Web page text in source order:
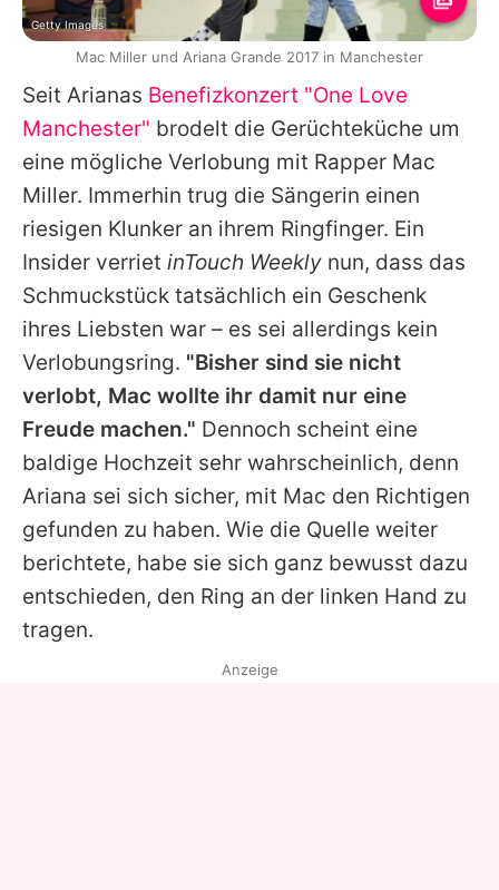
Seit Arianas Benefizkonzert "One Love
Manchester" brodelt die Gerüchteküche um
eine mögliche Verlobung mit Rapper Mac
Miller. Immerhin trug die Sängerin einen
riesigen Klunker an ihrem Ringfinger. Ein
Insider verriet inTouch Weekly nun, dass das
Schmuckstück tatsächlich ein Geschenk
ihres Liebsten war – es sei allerdings kein
Verlobungsring. "Bisher sind sie nicht
verlobt, Mac wollte ihr damit nur eine
Freude machen." Dennoch scheint eine
baldige Hochzeit sehr wahrscheinlich, denn
Ariana sei sich sicher, mit Mac den Richtigen
gefunden zu haben. Wie die Quelle weiter
berichtete, habe sie sich ganz bewusst dazu
entschieden, den Ring an der linken Hand zu
tragen.
Getty Images
Mac Miller und Ariana Grande 2017 in Manchester
Anzeige